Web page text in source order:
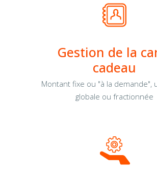
Gestion de la
cadeau
Montant fixe ou "à la demande",
globale ou fractionnée